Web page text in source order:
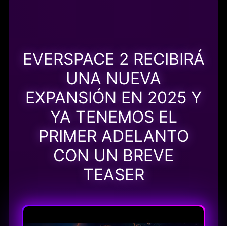
EVERSPACE 2 RECIBIRÁ
UNA NUEVA
EXPANSIÓN EN 2025 Y
YA TENEMOS EL
PRIMER ADELANTO
CON UN BREVE
TEASER